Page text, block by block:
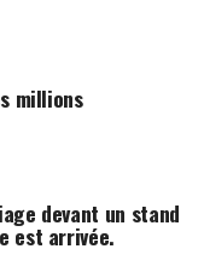
millions
devant un stand
est arrivée.